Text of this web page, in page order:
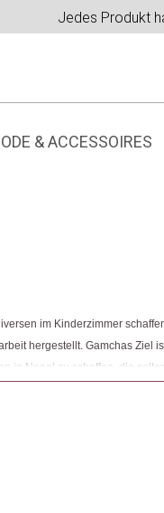
Jedes Produkt
& ACCESSOIRES
im Kinderzimmer
hergestellt. Gamchas Ziel
in Nepal zu schaffen, die selten
100% AZO-frei sind.